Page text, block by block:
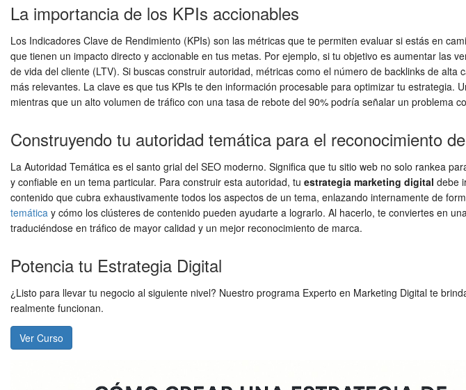
La importancia de los KPIs accionables
Los Indicadores Clave de Rendimiento (KPIs) son las métricas que te permiten evaluar si estás en
que tienen un impacto directo y accionable en tus metas. Por ejemplo, si tu objetivo es aumentar las
de vida del cliente (LTV). Si buscas construir autoridad, métricas como el número de backlinks de
más relevantes. La clave es que tus KPIs te den información procesable para optimizar tu
mientras que un alto volumen de tráfico con una tasa de rebote del 90% podría señalar un problema
Construyendo tu autoridad temática para el reconocimiento
La Autoridad Temática es el santo grial del SEO moderno. Significa que tu sitio web no solo rankea
y confiable en un tema particular. Para construir esta autoridad, tu estrategia marketing digital debe
contenido que cubra exhaustivamente todos los aspectos de un tema, enlazando internamente de
temática y cómo los clústeres de contenido pueden ayudarte a lograrlo. Al hacerlo, te conviertes en
traduciéndose en tráfico de mayor calidad y un mejor reconocimiento de marca.
Potencia tu Estrategia Digital
¿Listo para llevar tu negocio al siguiente nivel? Nuestro programa Experto en Marketing Digital te
realmente funcionan.
Ver Curso